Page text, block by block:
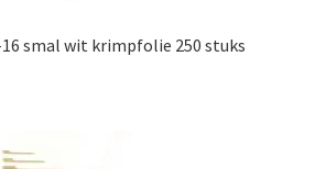
16 smal wit krimpfolie 250 stuks